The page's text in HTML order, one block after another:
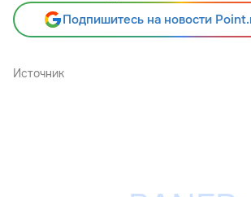
Подпишитесь на новости
Источник